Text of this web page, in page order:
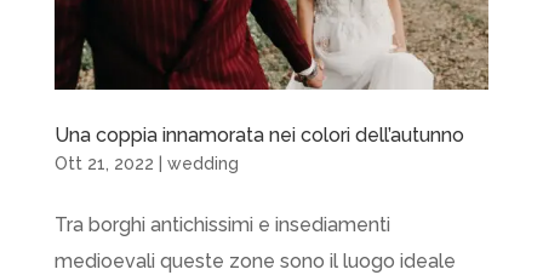
Una coppia innamorata nei colori dell’autunno
Ott 21, 2022 wedding
Tra borghi antichissimi e insediamenti
medioevali queste zone sono il luogo ideale